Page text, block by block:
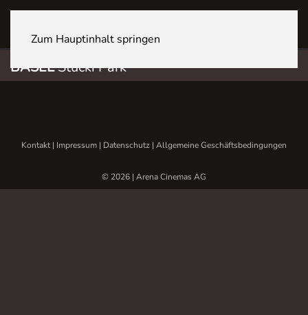
Zum Hauptinhalt springen
BASELStücki Park
Kontakt| Impressum | Datenschutz | Allgemeine Geschäftsbedingungen
© 2026 | Arena Cinemas AG